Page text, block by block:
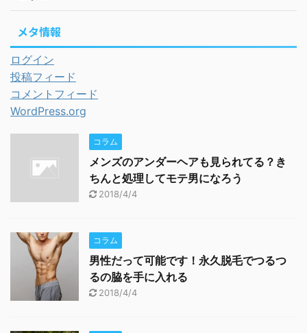
メタ情報
ログイン
投稿フィード
コメントフィード
WordPress.org
コラム
メンズのアンダーヘアも見られてる？き
ちんと処理してモテ男になろう
2018/4/4
コラム
男性だって可能です！永久脱毛でつるつ
るの脇を手に入れる
2018/4/4